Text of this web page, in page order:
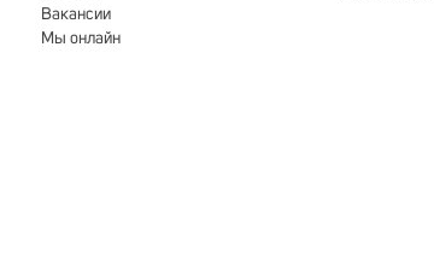
Вакансии
Мы онлайн